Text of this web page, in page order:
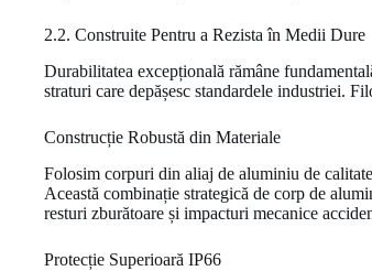
2.2. Construite Pentru a Rezista în Medii Dure
Durabilitatea excepțională rămâne
straturi care depășesc standardele industriei.
Construcție Robustă din Materiale
Folosim corpuri din aliaj de aluminiu de
Această combinație strategică de corp de
resturi zburătoare și impacturi mecanice
Protecție Superioară IP66